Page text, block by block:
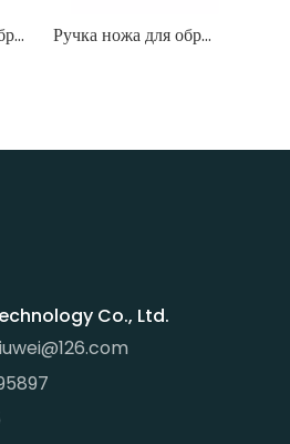
Ручка ножа для обрезки Рукоятка ножа для обрезки XW-DB-001
Co., Ltd.